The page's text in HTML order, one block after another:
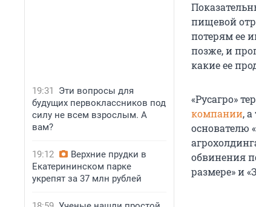
19:31
Эти вопросы для
будущих первоклассников под
силу не всем взрослым. А
вам?
19:12
Верхние прудки в
Екатерининском парке
укрепят за 37 млн рублей
пищевой
потерям ее
позже, и
какие ее
«Русагро»
компании,
основателю
обвинения
размере» и